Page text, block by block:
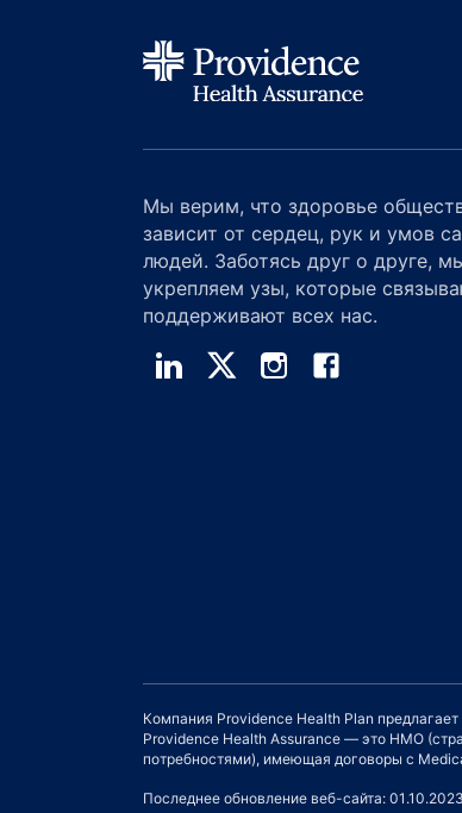
Мы верим, что здоровье
зависит от сердец, рук и умов
людей. Заботясь друг о друге,
укрепляем узы, которые
поддерживают всех нас.
Компания Providence Health Plan
Providence Health Assurance — это HMO
потребностями), имеющая договоры с
Последнее обновление веб-сайта: